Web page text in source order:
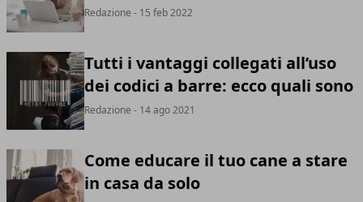
Redazione - 15 feb 2022
Tutti i vantaggi collegati all’uso
dei codici a barre: ecco quali sono
Redazione - 14 ago 2021
Come educare il tuo cane a stare
in casa da solo